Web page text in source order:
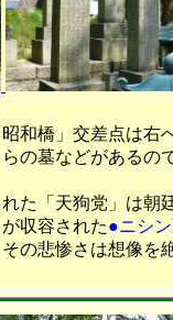
和橋」交差点は右
の墓などがあるの
た「天狗党」は朝
収容された●ニシ
の悲惨さは想像を